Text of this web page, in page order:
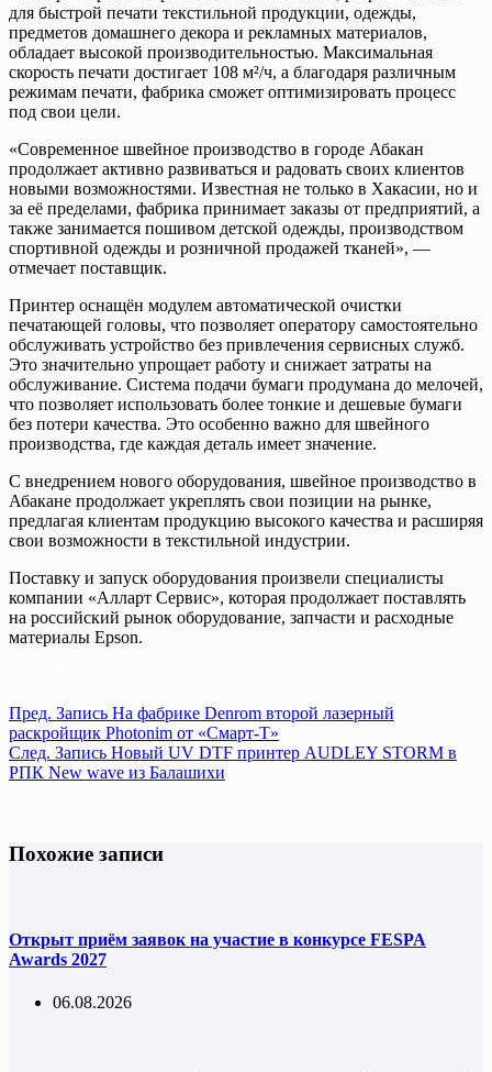
для быстрой печати текстильной продукции, одежды,
предметов домашнего декора и рекламных материалов,
обладает высокой производительностью. Максимальная
скорость печати достигает 108 м²/ч, а благодаря различным
режимам печати, фабрика сможет оптимизировать процесс
под свои цели.
«Современное швейное производство в городе Абакан
продолжает активно развиваться и радовать своих клиентов
новыми возможностями. Известная не только в Хакасии, но и
за её пределами, фабрика принимает заказы от предприятий, а
также занимается пошивом детской одежды, производством
спортивной одежды и розничной продажей тканей», —
отмечает поставщик.
Принтер оснащён модулем автоматической очистки
печатающей головы, что позволяет оператору самостоятельно
обслуживать устройство без привлечения сервисных служб.
Это значительно упрощает работу и снижает затраты на
обслуживание. Система подачи бумаги продумана до мелочей,
что позволяет использовать более тонкие и дешевые бумаги
без потери качества. Это особенно важно для швейного
производства, где каждая деталь имеет значение.
С внедрением нового оборудования, швейное производство в
Абакане продолжает укреплять свои позиции на рынке,
предлагая клиентам продукцию высокого качества и расширяя
свои возможности в текстильной индустрии.
Поставку и запуск оборудования произвели специалисты
компании «Алларт Сервис», которая продолжает поставлять
на российский рынок оборудование, запчасти и расходные
материалы Epson.
Пред. Запись На фабрике Denrom второй лазерный
раскройщик Photonim от «Смарт-Т»
След. Запись Новый UV DTF принтер AUDLEY STORM в
РПК New wave из Балашихи
Похожие записи
Открыт приём заявок на участие в конкурсе FESPA
Awards 2027
06.08.2026